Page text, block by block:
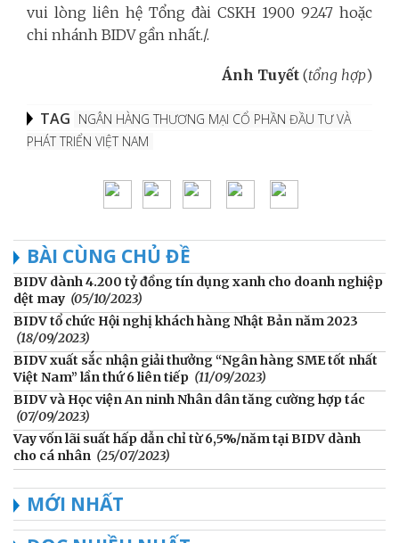
vui lòng liên hệ Tổng đài CSKH 1900 9247 hoặc
chi nhánh BIDV gần nhất./.
Ánh Tuyết (tổng hợp)
TAG NGÂN HÀNG THƯƠNG MẠI CỔ PHẦN ĐẦU TƯ VÀ
PHÁT TRIỂN VIỆT NAM
BÀI CÙNG CHỦ ĐỀ
BIDV dành 4.200 tỷ đồng tín dụng xanh cho doanh nghiệp
dệt may (05/10/2023)
BIDV tổ chức Hội nghị khách hàng Nhật Bản năm 2023
(18/09/2023)
BIDV xuất sắc nhận giải thưởng “Ngân hàng SME tốt nhất
Việt Nam” lần thứ 6 liên tiếp (11/09/2023)
BIDV và Học viện An ninh Nhân dân tăng cường hợp tác
(07/09/2023)
Vay vốn lãi suất hấp dẫn chỉ từ 6,5%/năm tại BIDV dành
cho cá nhân (25/07/2023)
MỚI NHẤT